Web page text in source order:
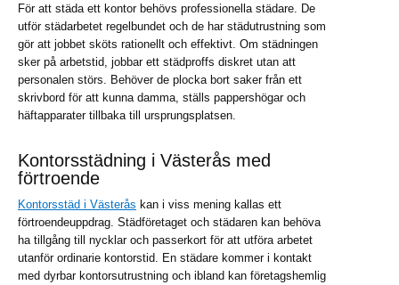
För att städa ett kontor behövs professionella städare. De
utför städarbetet regelbundet och de har städutrustning som
gör att jobbet sköts rationellt och effektivt. Om städningen
sker på arbetstid, jobbar ett städproffs diskret utan att
personalen störs. Behöver de plocka bort saker från ett
skrivbord för att kunna damma, ställs pappershögar och
häftapparater tillbaka till ursprungsplatsen.
Kontorsstädning i Västerås med
förtroende
Kontorsstäd i Västerås kan i viss mening kallas ett
förtroendeuppdrag. Städföretaget och städaren kan behöva
ha tillgång till nycklar och passerkort för att utföra arbetet
utanför ordinarie kontorstid. En städare kommer i kontakt
med dyrbar kontorsutrustning och ibland kan företagshemlig